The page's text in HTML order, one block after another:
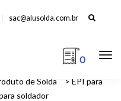
Search
sac@alusolda.com.br
0
de Solda > EPI para
soldador